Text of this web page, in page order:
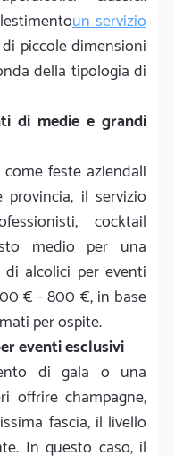
un servizio
piccole dimensioni
della tipologia di
di medie e grandi
feste aziendali
il servizio
cocktail
medio per una
di alcolici per eventi
€ - 800 €, in base
per ospite.
eventi esclusivi
di gala o una
offrire champagne,
fascia, il livello
In questo caso, il